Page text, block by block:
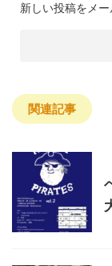
新しい投稿をメ
関連記事